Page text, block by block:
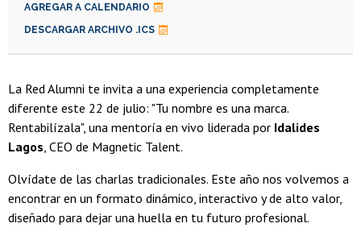
AGREGAR A CALENDARIO
DESCARGAR ARCHIVO .ICS
La Red Alumni te invita a una experiencia completamente
diferente este 22 de julio: "Tu nombre es una marca.
Rentabilízala", una mentoría en vivo liderada por Idalides
Lagos, CEO de Magnetic Talent.
Olvídate de las charlas tradicionales. Este año nos volvemos a
encontrar en un formato dinámico, interactivo y de alto valor,
diseñado para dejar una huella en tu futuro profesional.